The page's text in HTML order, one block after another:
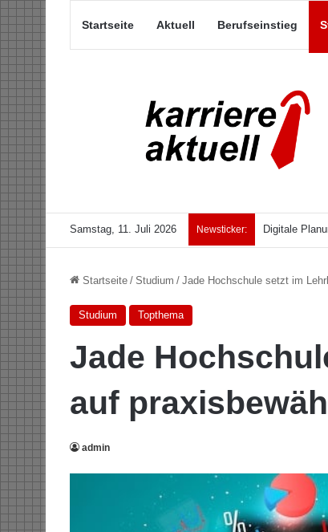
Startseite Aktuell Berufseinstieg
Samstag, 11. Juli 2026 Newsticker: Coburg:
Startseite / Studium / Jade Hochschule setzt im
Studium Topthema
Jade
auf
admin